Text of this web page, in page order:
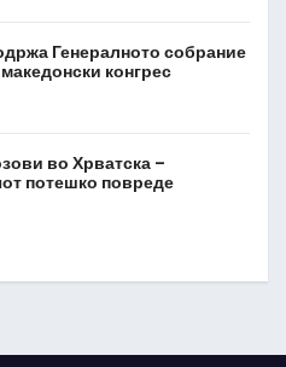
Генералното собрание
конгрес
во Хрватска –
потешко повреде